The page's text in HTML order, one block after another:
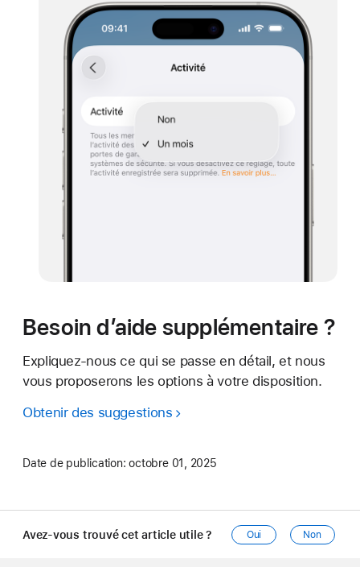
Besoin d’aide supplémentaire ?
Expliquez-nous ce qui se passe en détail, et nous
vous proposerons les options à votre disposition.
Obtenir des suggestions
Date de publication: octobre 01, 2025
Avez-vous trouvé cet article utile ? Oui Non